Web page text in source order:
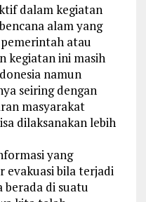
dalam kegiatan
alam yang
atau
kegiatan ini masih
namun
seiring dengan
masyarakat
dilaksanakan lebih
yang
evakuasi bila terjadi
berada di suatu